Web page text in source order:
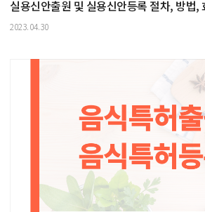
실용신안출원 및 실용신안등록 절차, 방법,
2023.04.30